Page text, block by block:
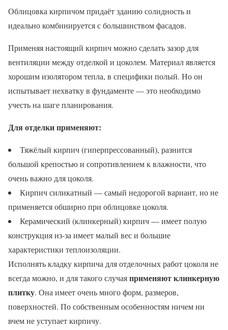
Облицовка кирпичом придаёт зданию солидность и
идеально комбинируется с большинством фасадов.
Применяя настоящий кирпич можно сделать зазор для
вентиляции между отделкой и цоколем. Материал является
хорошим изолятором тепла, в специфики полый. Но он
испытывает нехватку в фундаменте — это необходимо
учесть на шаге планирования.
Для отделки применяют:
Тяжёлый кирпич (гиперпрессованный), разнится
большой крепостью и сопротивлением к влажности, что
очень важно для цоколя.
Кирпич силикатный — самый недорогой вариант, но не
применяется обширно при облицовке цоколя.
Керамический (клинкерный) кирпич — имеет полую
конструкция из-за имеет малый вес и большие
характеристики теплоизоляции.
Исполнять кладку кирпича для отделочных работ цоколя не
всегда можно, и для такого случаяприменяют клинкерную
плитку. Она имеет очень много форм, размеров,
поверхностей. По собственным особенностям ничем ни
вчем не уступает кирпичу.